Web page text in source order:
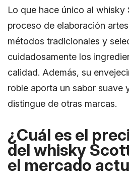
Lo que hace único al whisky
proceso de elaboración
métodos tradicionales y
cuidadosamente los
calidad. Además, su
roble aporta un sabor suave
distingue de otras marcas.
¿Cuál es el
del whisky
el mercado